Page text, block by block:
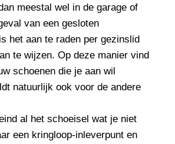
meestal wel in de garage of
van een gesloten
het aan te raden per gezinslid
te wijzen. Op deze manier vind
schoenen die je aan wil
natuurlijk ook voor de andere
al het schoeisel wat je niet
een kringloop-inleverpunt en